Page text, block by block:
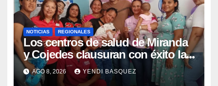
NOTICIAS REGIONALES
Los centros de salud de Miranda
y Cojedes clausuran con éxito la
Semana Mundial de la Lactancia
Materna
AGO 8, 2026 YENDI BASQUEZ